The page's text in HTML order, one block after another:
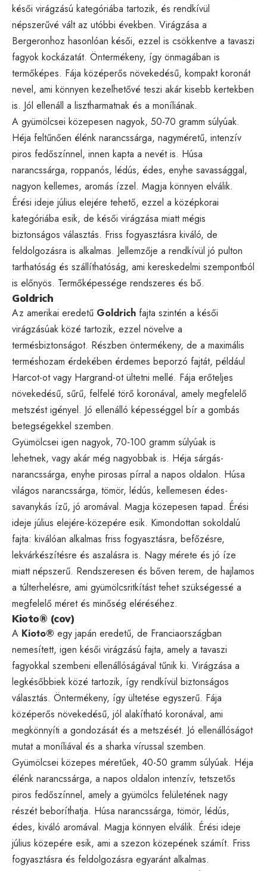
késői virágzású kategóriába tartozik, és rendkívül
népszerűvé vált az utóbbi években. Virágzása a
Bergeronhoz hasonlóan késői, ezzel is csökkentve a tavaszi
fagyok kockázatát. Öntermékeny, így önmagában is
termőképes. Fája középerős növekedésű, kompakt koronát
nevel, ami könnyen kezelhetővé teszi akár kisebb kertekben
is. Jól ellenáll a lisztharmatnak és a moníliának.
A gyümölcsei közepesen nagyok, 50-70 gramm súlyúak.
Héja feltűnően élénk narancssárga, nagyméretű, intenzív
piros fedőszínnel, innen kapta a nevét is. Húsa
narancssárga, roppanós, lédús, édes, enyhe savassággal,
nagyon kellemes, aromás ízzel. Magja könnyen elválik.
Érési ideje július elejére tehető, ezzel a középkorai
kategóriába esik, de késői virágzása miatt mégis
biztonságos választás. Friss fogyasztásra kiváló, de
feldolgozásra is alkalmas. Jellemzője a rendkívül jó pulton
tarthatóság és szállíthatóság, ami kereskedelmi szempontból
is előnyös. Termőképessége rendszeres és bő.
Goldrich
Az amerikai eredetű Goldrich fajta szintén a késői
virágzásúak közé tartozik, ezzel növelve a
termésbiztonságot. Részben öntermékeny, de a maximális
terméshozam érdekében érdemes beporzó fajtát, például
Harcot-ot vagy Hargrand-ot ültetni mellé. Fája erőteljes
növekedésű, sűrű, felfelé törő koronával, amely megfelelő
metszést igényel. Jó ellenálló képességgel bír a gombás
betegségekkel szemben.
Gyümölcsei igen nagyok, 70-100 gramm súlyúak is
lehetnek, vagy akár még nagyobbak is. Héja sárgás-
narancssárga, enyhe pirosas pírral a napos oldalon. Húsa
világos narancssárga, tömör, lédús, kellemesen édes-
savanykás ízű, jó aromával. Magja közepesen tapad. Érési
ideje július elejére-közepére esik. Kimondottan sokoldalú
fajta: kiválóan alkalmas friss fogyasztásra, befőzésre,
lekvárkészítésre és aszalásra is. Nagy mérete és jó íze
miatt népszerű. Rendszeresen és bőven terem, de hajlamos
a túlterhelésre, ami gyümölcsritkítást tehet szükségessé a
megfelelő méret és minőség eléréséhez.
Kioto® (cov)
A Kioto® egy japán eredetű, de Franciaországban
nemesített, igen késői virágzású fajta, amely a tavaszi
fagyokkal szembeni ellenállóságával tűnik ki. Virágzása a
legkésőbbiek közé tartozik, így rendkívül biztonságos
választás. Öntermékeny, így ültetése egyszerű. Fája
középerős növekedésű, jól alakítható koronával, ami
megkönnyíti a gondozását és a metszését. Jó ellenállóságot
mutat a moníliával és a sharka vírussal szemben.
Gyümölcsei közepes méretűek, 40-50 gramm súlyúak. Héja
élénk narancssárga, a napos oldalon intenzív, tetszetős
piros fedőszínnel, amely a gyümölcs felületének nagy
részét beboríthatja. Húsa narancssárga, tömör, lédús,
édes, kiváló aromával. Magja könnyen elválik. Érési ideje
július közepére esik, ami a szezon közepének számít. Friss
fogyasztásra és feldolgozásra egyaránt alkalmas.